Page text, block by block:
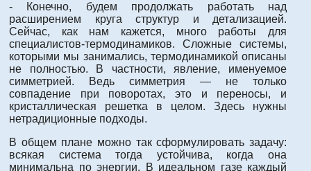
- Конечно, будем продолжать работать над
расширением круга структур и детализацией.
Сейчас, как нам кажется, много работы для
специалистов-термодинамиков. Сложные системы,
которыми мы занимались, термодинамикой описаны
не полностью. В частности, явление, именуемое
симметрией. Ведь симметрия — не только
совпадение при поворотах, это и переносы, и
кристаллическая решетка в целом. Здесь нужны
нетрадиционные подходы.
В общем плане можно так сформулировать задачу:
всякая система тогда устойчива, когда она
минимальна по энергии. В идеальном газе каждый